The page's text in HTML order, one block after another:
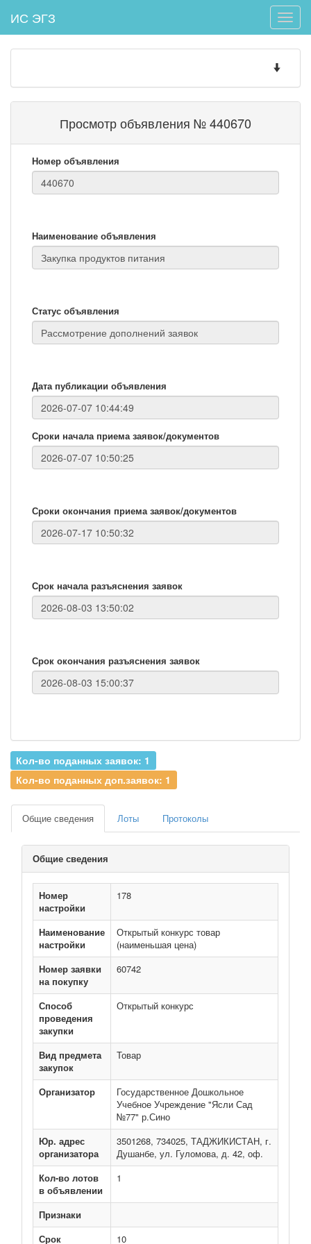
Toggle
ИС ЭГЗ
Toggle
Просмотр объявления № 440670
Номер объявления
Наименование объявления
Статус объявления
Дата публикации объявления
Сроки начала приема заявок/документов
Сроки окончания приема заявок/документов
Срок начала разъяснения заявок
Срок окончания разъяснения заявок
Кол-во поданных заявок: 1
Кол-во поданных доп.заявок: 1
Общие сведения Лоты Протоколы
Общие сведения
Номер
настройки
178
Наименование
настройки
Открытый конкурс товар
(наименьшая цена)
Номер заявки
на покупку
60742
Способ
проведения
закупки
Открытый конкурс
Вид предмета
закупок
Товар
Организатор
Государственное Дошкольное
Учебное Учреждение "Ясли Сад
№77" р.Сино
Юр. адрес
организатора
3501268, 734025, ТАДЖИКИСТАН, г.
Душанбе, ул. Гуломова, д. 42, оф.
Кол-во лотов
в объявлении
1
Признаки
Срок
10